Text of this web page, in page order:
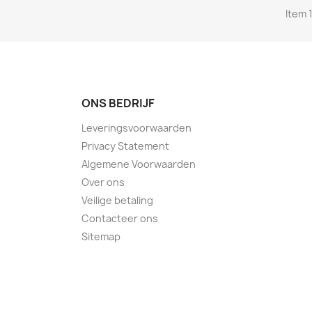
Item
ONS BEDRIJF
Leveringsvoorwaarden
Privacy Statement
Algemene Voorwaarden
Over ons
Veilige betaling
Contacteer ons
Sitemap